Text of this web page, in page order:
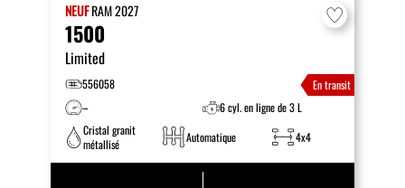
NEUFRAM2027
1500
Limited
556058
En transit
–
6 cyl. en ligne de 3 L
Cristal granit
métallisé
Automatique 4x4